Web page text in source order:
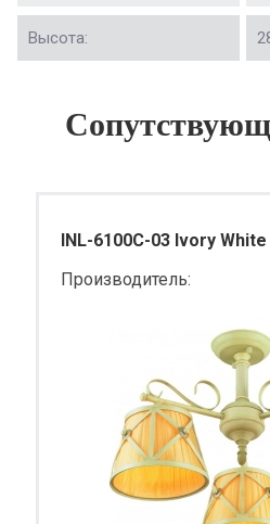
Высота:
INL-6100C-03 Ivory White
Производитель: